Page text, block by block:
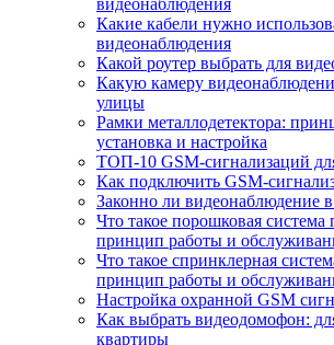
видеонаблюдения
Какие кабели нужно
видеонаблюдения
Какой роутер выбрать для
Какую камеру
улицы
Рамки металлодетектора:
установка и настройка
ТОП-10 GSM-сигнализаций
Как подключить GSM-
Законно ли видеонаблюдение
Что такое порошковая
принцип работы и
Что такое спринклерная
принцип работы и
Настройка охранной GSM
Как выбрать видеодомофон:
квартиры